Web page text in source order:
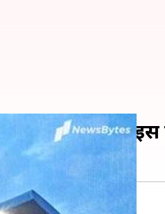
टेस्ट मैच, जानें